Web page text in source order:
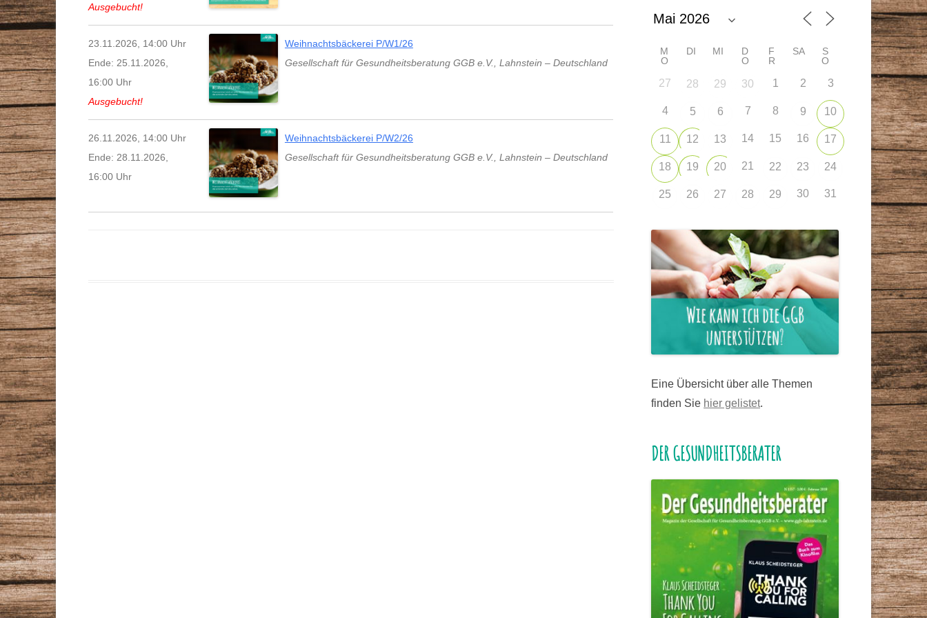
Ausgebucht!
23.11.2026, 14:00 Uhr
Ende: 25.11.2026,
16:00 Uhr
Ausgebucht!
Weihnachtsbäckerei P/W1/26
Gesellschaft für Gesundheitsberatung GGB e.V.
Lahnstein – Deutschland
26.11.2026, 14:00 Uhr
Ende: 28.11.2026,
16:00 Uhr
Weihnachtsbäckerei P/W2/26
Gesellschaft für Gesundheitsberatung GGB e.V.
Lahnstein – Deutschland
M
O
DI MI
D
O
F
R
SA
S
O
27 28 29 30 1 2 3
4 5 6 7 8 9 10
11 12 13 14 15 16 17
18 19 20 21 22 23 24
25 26 27 28 29 30 31
Eine Übersicht über alle Themen
finden Sie hier gelistet.
DER GESUNDHEITSBERATER